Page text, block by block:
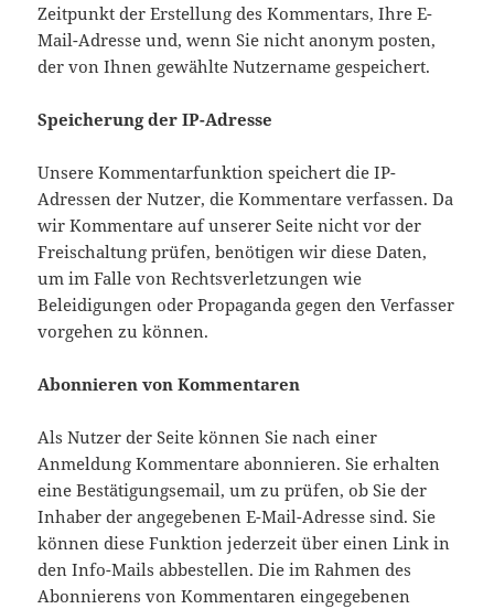
Zeitpunkt der Erstellung des Kommentars, Ihre E-
Mail-Adresse und, wenn Sie nicht anonym posten,
der von Ihnen gewählte Nutzername gespeichert.
Speicherung der IP-Adresse
Unsere Kommentarfunktion speichert die IP-
Adressen der Nutzer, die Kommentare verfassen. Da
wir Kommentare auf unserer Seite nicht vor der
Freischaltung prüfen, benötigen wir diese Daten,
um im Falle von Rechtsverletzungen wie
Beleidigungen oder Propaganda gegen den Verfasser
vorgehen zu können.
Abonnieren von Kommentaren
Als Nutzer der Seite können Sie nach einer
Anmeldung Kommentare abonnieren. Sie erhalten
eine Bestätigungsemail, um zu prüfen, ob Sie der
Inhaber der angegebenen E-Mail-Adresse sind. Sie
können diese Funktion jederzeit über einen Link in
den Info-Mails abbestellen. Die im Rahmen des
Abonnierens von Kommentaren eingegebenen